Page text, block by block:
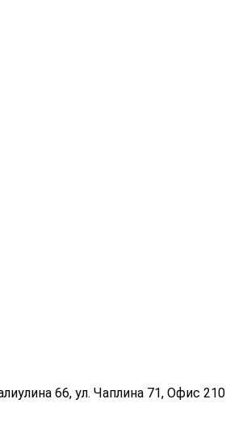
66, ул. Чаплина 71, Офис 210